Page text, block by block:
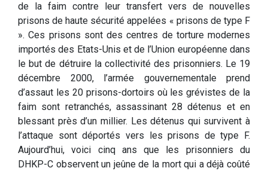
de la faim contre leur transfert vers de nouvelles
prisons de haute sécurité appelées « prisons de type F
». Ces prisons sont des centres de torture modernes
importés des Etats-Unis et de l’Union européenne dans
le but de détruire la collectivité des prisonniers. Le 19
décembre 2000, l’armée gouvernementale prend
d’assaut les 20 prisons-dortoirs où les grévistes de la
faim sont retranchés, assassinant 28 détenus et en
blessant près d’un millier. Les détenus qui survivent à
l’attaque sont déportés vers les prisons de type F.
Aujourd’hui, voici cinq ans que les prisonniers du
DHKP-C observent un jeûne de la mort qui a déjà coûté